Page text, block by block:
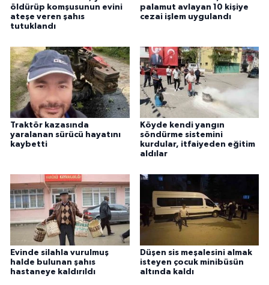
öldürüp komşusunun evini
ateşe veren şahıs
tutuklandı
palamut avlayan 10 kişiye
cezai işlem uygulandı
Traktör kazasında
yaralanan sürücü hayatını
kaybetti
Köyde kendi yangın
söndürme sistemini
kurdular, itfaiyeden eğitim
aldılar
Evinde silahla vurulmuş
halde bulunan şahıs
hastaneye kaldırıldı
Düşen sis meşalesini almak
isteyen çocuk minibüsün
altında kaldı